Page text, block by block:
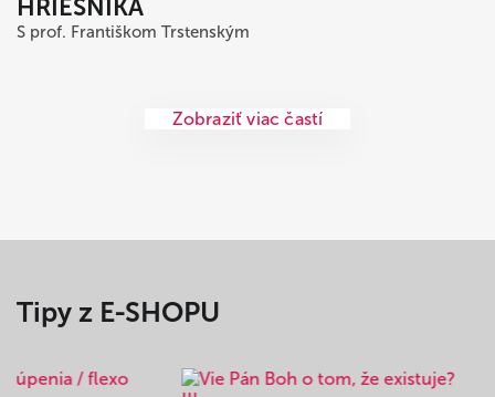
HRIEŠNIKA
S prof. Františkom Trstenským
Zobraziť viac častí
Tipy z E-SHOPU